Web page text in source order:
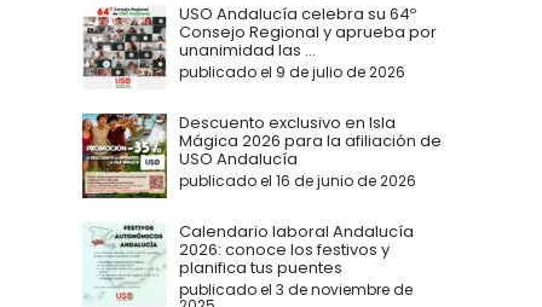
USO Andalucía celebra su 64º
Consejo Regional y aprueba por
unanimidad las ...
publicado el 9 de julio de 2026
Descuento exclusivo en Isla
Mágica 2026 para la afiliación de
USO Andalucía
publicado el 16 de junio de 2026
Calendario laboral Andalucía
2026: conoce los festivos y
planifica tus puentes
publicado el 3 de noviembre de